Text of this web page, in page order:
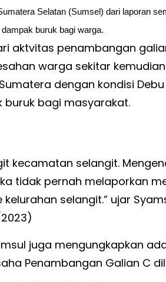
Selatan (Sumsel) dari laporan
buruk bagi warga.
aktvitas penambangan
warga sekitar
dengan kondisi
buruk bagi masyarakat.
kecamatan selangit.
tidak pernah melaporkan
selangit.” ujar
juga mengungkapkan
Penambangan Galian C